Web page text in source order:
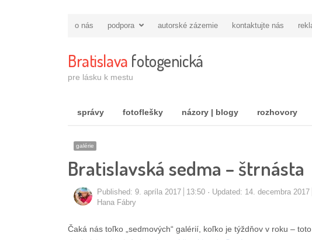
o nás podpora autorské zázemie kontaktujte nás
Bratislava fotogenická
pre lásku k mestu
správy fotoflešky názory | blogy rozhovory
galérie
Bratislavská sedma – štrnásta
Published: 9. apríla 2017 13:50 Updated: 14. decembra 2017
Autor/ka
Hana Fábry
Čaká nás toľko „sedmových“ galérií, koľko je týždňov v roku –